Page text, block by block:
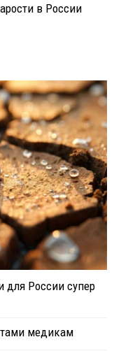
в России
для России супер
медикам